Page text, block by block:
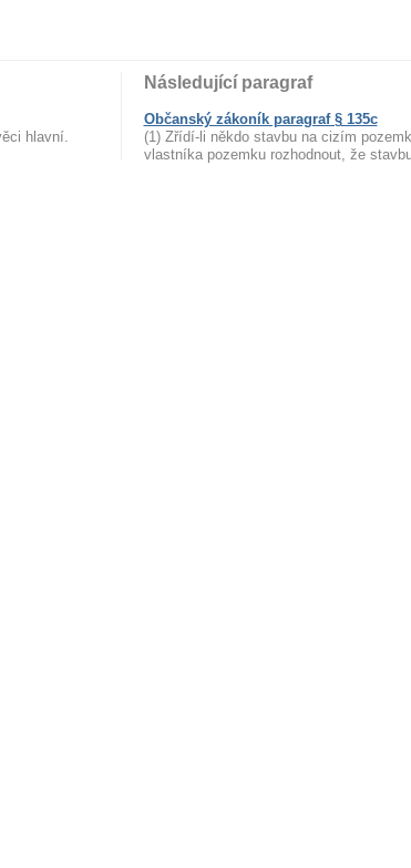
hlavní.
Následující paragraf
Občanský zákoník paragraf § 135c
(1) Zřídí-li někdo stavbu na cizím
vlastníka pozemku rozhodnout, že